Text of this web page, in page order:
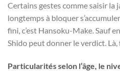
Certains gestes comme saisir la
longtemps à bloquer
fini, c’est Hansoku-Make. Sauf
Shido peut donner le verdict.
Particularités selon l’âge, le